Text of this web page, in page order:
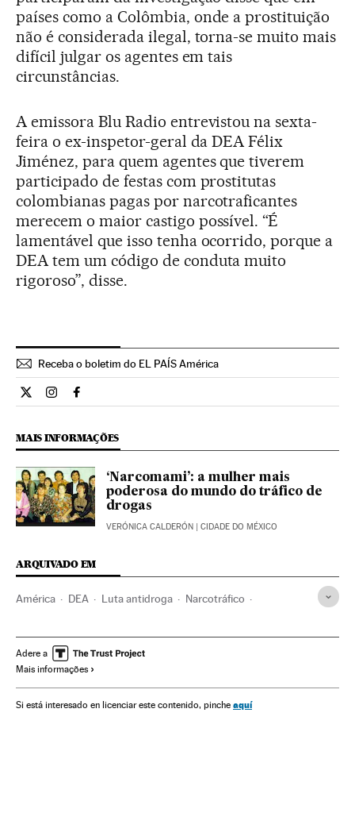
países como a Colômbia, onde a prostituição
não é considerada ilegal, torna-se muito mais
difícil julgar os agentes em tais
circunstâncias.
A emissora Blu Radio entrevistou na sexta-
feira o ex-inspetor-geral da DEA Félix
Jiménez, para quem agentes que tiverem
participado de festas com prostitutas
colombianas pagas por narcotraficantes
merecem o maior castigo possível. “É
lamentável que isso tenha ocorrido, porque a
DEA tem um código de conduta muito
rigoroso”, disse.
Receba o boletim do EL PAÍS América
Internacional El País Brasil en Twitter
Internacional El País Brasil en Instagram
Internacional El País Brasil en Facebook
MAIS INFORMAÇÕES
‘Narcomami’: a mulher mais
poderosa do mundo do tráfico de
drogas
VERÓNICA CALDERÓN | CIDADE DO MÉXICO
ARQUIVADO EM
América DEA Luta antidroga Narcotráfico
América Latina América do Norte
Delitos contra saúde pública
Adere a
Mais informações
Si está interesado en licenciar este contenido, pinche aquí